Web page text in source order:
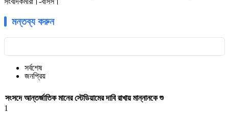
মন্তব্য করুন
সর্বশেষ
জনপ্রিয়
সংসদে আন্তর্জাতিক মানের স্টেডিয়ামের দাবি রাখায় মান্নানকে শু
1